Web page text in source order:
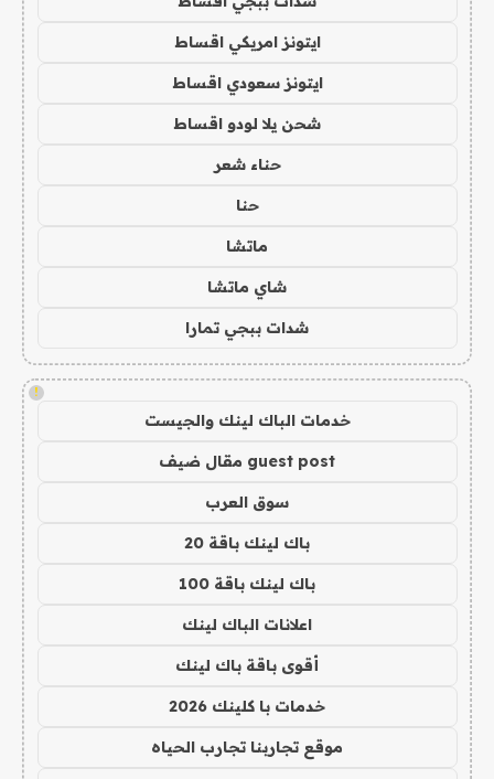
ايتونز امريكي اقساط
ايتونز سعودي اقساط
شحن يلا لودو اقساط
حناء شعر
حنا
ماتشا
شاي ماتشا
شدات ببجي تمارا
!
خدمات الباك لينك والجيست
guest post مقال ضيف
سوق العرب
باك لينك باقة 20
باك لينك باقة 100
اعلانات الباك لينك
أقوى باقة باك لينك
خدمات با كلينك 2026
موقع تجاربنا تجارب الحياه